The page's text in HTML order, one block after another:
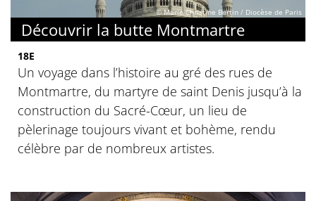
© Marie-Christine Bertin / Diocèse de Paris
Découvrir la butte Montmartre
18E
Un voyage dans l’histoire au gré des rues de
Montmartre, du martyre de saint Denis jusqu’à la
construction du Sacré-Cœur, un lieu de
pèlerinage toujours vivant et bohème, rendu
célèbre par de nombreux artistes.